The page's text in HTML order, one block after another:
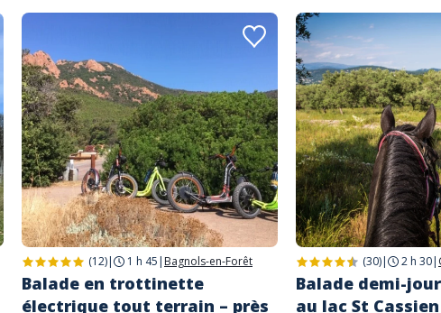
(12)| 1 h 45 | Bagnols-en-Forêt
Balade en trottinette
électrique tout terrain – près
(30)| 2 h 30|
Balade demi-
au lac St Cassien